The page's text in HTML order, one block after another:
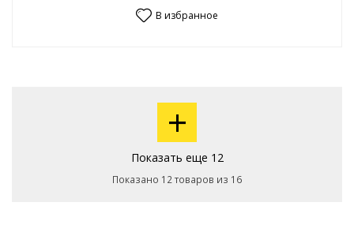
В избранное
+
Показать еще 12
Показано 12 товаров из 16